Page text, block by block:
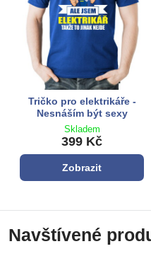
Tričko pro elektrikáře -
Nesnáším být sexy
Skladem
399 Kč
Zobrazit
Navštívené